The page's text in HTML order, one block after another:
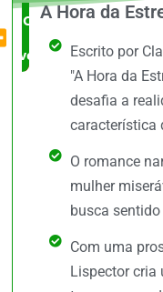
O Mais
vendido
A Hora da
Escrito por
"A Hora da
desafia a
característica
O romance
mulher
busca
Com uma
Lispector cria